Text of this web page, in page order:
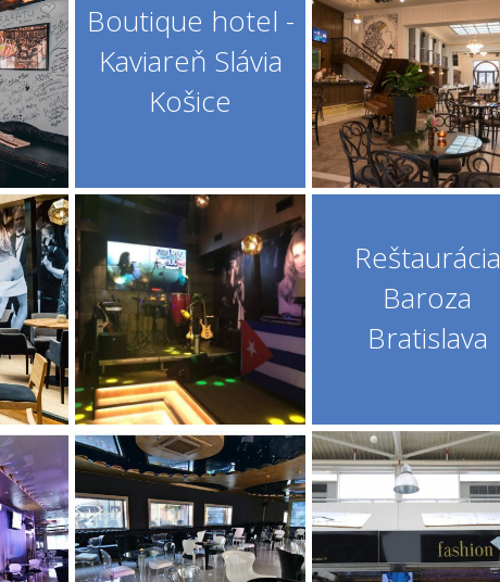
Boutique hotel -
Kaviareň Slávia
Košice
Reštaurácia
Baroza
Bratislava